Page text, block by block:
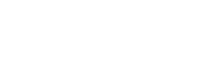
over the years and it shows. It has scratches, blemishes and
the videos carefully, they are the best way to understand the